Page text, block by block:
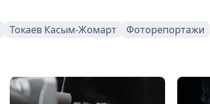
Токаев Касым-Жомарт Фоторепортажи